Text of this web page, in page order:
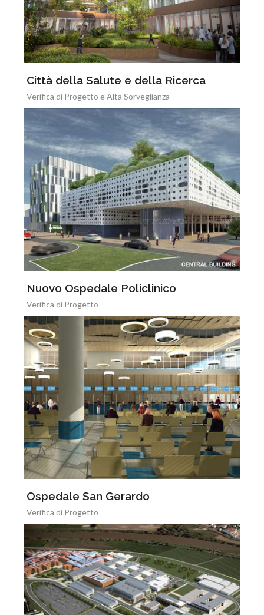
Città della Salute e della Ricerca
Verifica di Progetto e Alta Sorveglianza
Nuovo Ospedale Policlinico
Verifica di Progetto
Ospedale San Gerardo
Verifica di Progetto